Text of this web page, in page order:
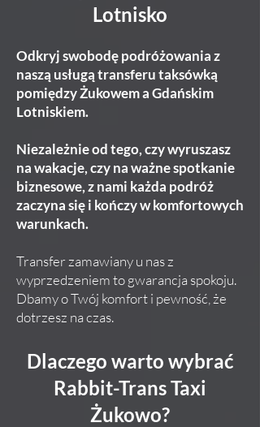
Lotnisko
Odkryj swobodę podróżowania z
naszą usługą transferu taksówką
pomiędzy Żukowem a Gdańskim
Lotniskiem.
Niezależnie od tego, czy wyruszasz
na wakacje, czy na ważne spotkanie
biznesowe, z nami każda podróż
zaczyna się i kończy w komfortowych
warunkach.
Transfer zamawiany u nas z
wyprzedzeniem to gwarancja spokoju.
Dbamy o Twój komfort i pewność, że
dotrzesz na czas.
Dlaczego warto wybrać
Rabbit-Trans Taxi
Żukowo?